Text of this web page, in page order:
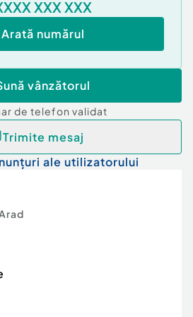
XXX XXX
Arată numărul
vânzătorul
de telefon validat
Trimite mesaj
ale utilizatorului